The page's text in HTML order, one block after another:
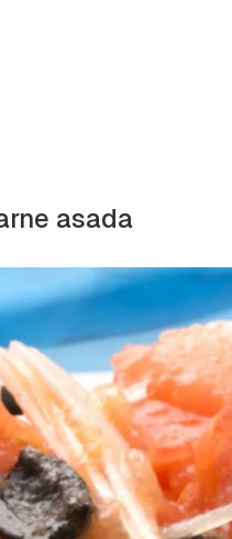
asada